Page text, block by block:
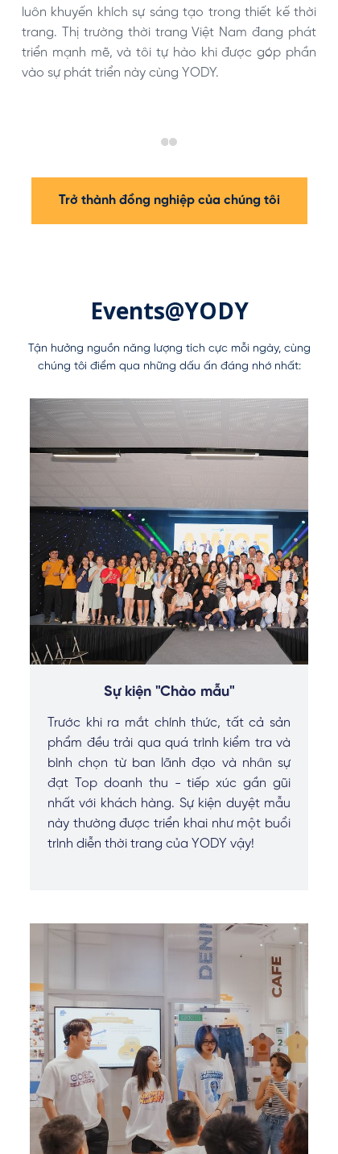
luôn khuyến khích sự sáng tạo trong thiết kế thời
trang. Thị trường thời trang Việt Nam đang phát
triển mạnh mẽ, và tôi tự hào khi được góp phần
vào sự phát triển này cùng YODY.
Trở thành đồng nghiệp của chúng tôi
Events@YODY
Sự kiện "Chào mẫu"
Trước khi ra mắt chính thức, tất cả sản
phẩm đều trải qua quá trình kiểm tra và
bình chọn từ ban lãnh đạo và nhân sự
đạt Top doanh thu - tiếp xúc gần gũi
nhất với khách hàng. Sự kiện duyệt mẫu
này thường được triển khai như một buổi
trình diễn thời trang của YODY vậy!
Tận hưởng nguồn năng lượng tích cực mỗi ngày, cùng
chúng tôi điểm qua những dấu ấn đáng nhớ nhất: